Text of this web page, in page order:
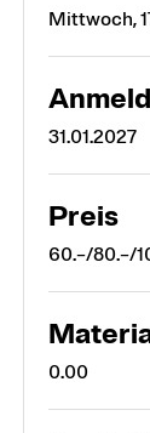
Mittwoch,
31.01.2027
Preis
60.–/80.–/
0.00